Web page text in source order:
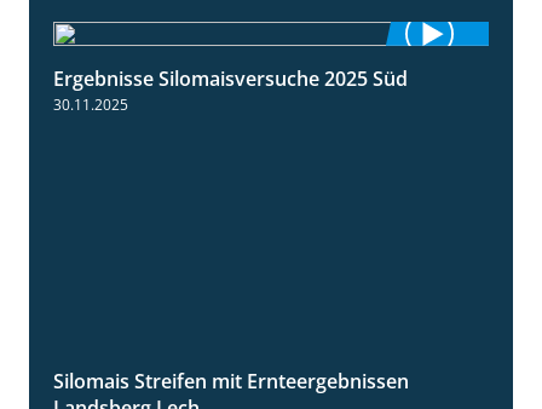
Ergebnisse Silomaisversuche 2025 Süd
30.11.2025
11:01
Silomais Streifen mit Ernteergebnissen